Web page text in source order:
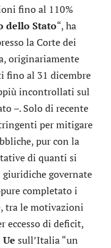
fino al 110%
dello Stato“, ha
la Corte dei
originariamente
fino al 31 dicembre
incontrollati sul
–. Solo di recente
per mitigare
pur con la
di quanti si
governate
completato i
tra le motivazioni
eccesso di deficit,
sull’Italia “un